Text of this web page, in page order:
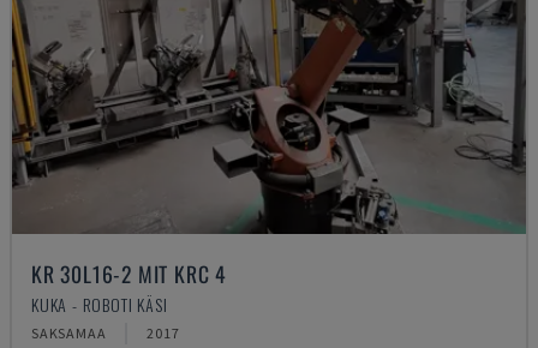
KR 30L16-2 MIT KRC 4
KUKA - ROBOTI KÄSI
SAKSAMAA 2017